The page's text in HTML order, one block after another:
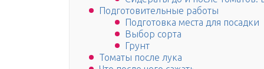
Подготовительные работы
Подготовка места для посадки
Выбор сорта
Грунт
Томаты после лука